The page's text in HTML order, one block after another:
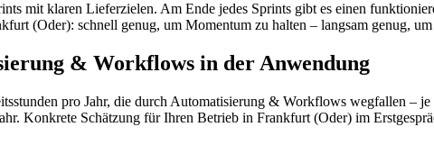
mit klaren Lieferzielen. Am Ende jedes Sprints gibt es einen
(Oder): schnell genug, um Momentum zu halten – langsam genug,
& Workflows in der Anwendung
pro Jahr, die durch Automatisierung & Workflows wegfallen –
Konkrete Schätzung für Ihren Betrieb in Frankfurt (Oder) im